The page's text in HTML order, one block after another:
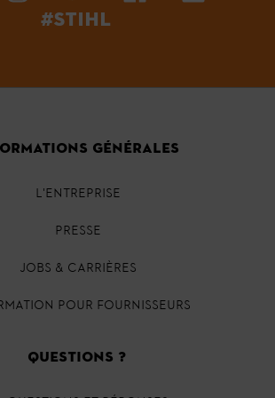
#STIHL
GÉNÉRALES
L'ENTREPRISE
PRESSE
JOBS & CARRIÈRES
POUR FOURNISSEURS
QUESTIONS ?